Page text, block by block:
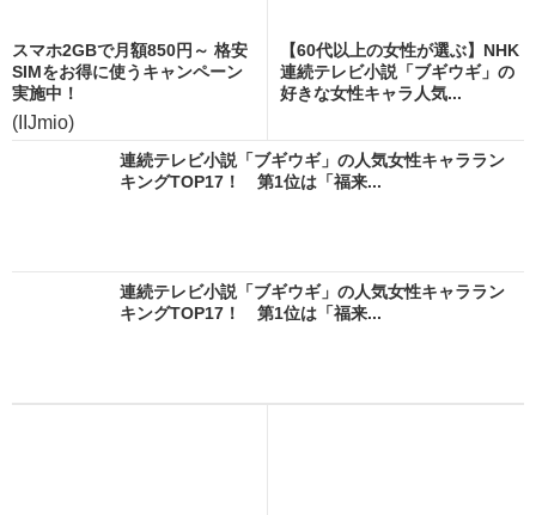
スマホ2GBで月額850円～ 格安
SIMをお得に使うキャンペーン
実施中！
(IIJmio)
【60代以上の女性が選ぶ】NHK
連続テレビ小説「ブギウギ」の
好きな女性キャラ人気...
連続テレビ小説「ブギウギ」の人気女性キャララン
キングTOP17！ 第1位は「福来...
連続テレビ小説「ブギウギ」の人気女性キャララン
キングTOP17！ 第1位は「福来...